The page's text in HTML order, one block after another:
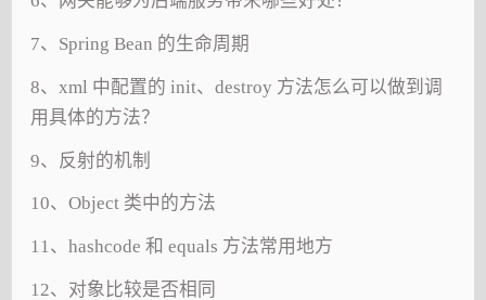
7、Spring Bean 的生命周期
8、xml 中配置的 init、destroy 方法怎么可以做到调
用具体的方法？
9、反射的机制
10、Object 类中的方法
11、hashcode 和 equals 方法常用地方
12、对象比较是否相同